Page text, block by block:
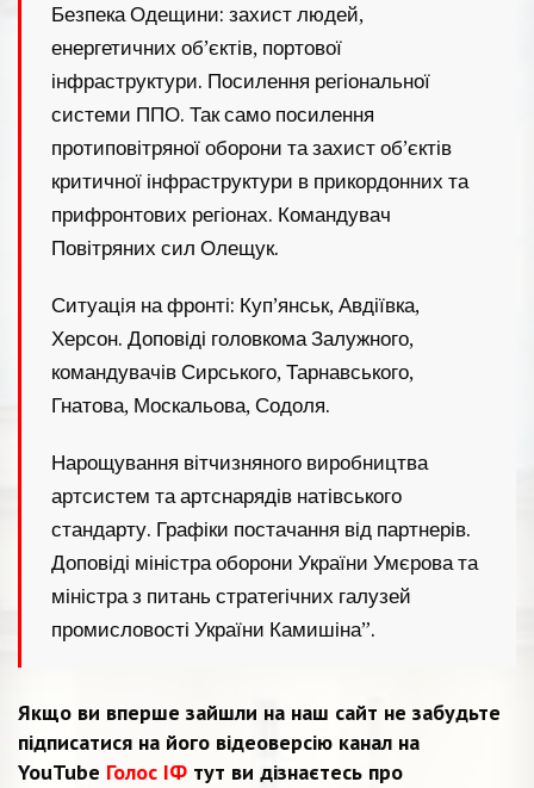
Безпека Одещини: захист людей,
енергетичних об’єктів, портової
інфраструктури. Посилення регіональної
системи ППО. Так само посилення
протиповітряної оборони та захист об’єктів
критичної інфраструктури в прикордонних та
прифронтових регіонах. Командувач
Повітряних сил Олещук.
Ситуація на фронті: Куп’янськ, Авдіївка,
Херсон. Доповіді головкома Залужного,
командувачів Сирського, Тарнавського,
Гнатова, Москальова, Содоля.
Нарощування вітчизняного виробництва
артсистем та артснарядів натівського
стандарту. Графіки постачання від партнерів.
Доповіді міністра оборони України Умєрова та
міністра з питань стратегічних галузей
промисловості України Камишіна”.
Якщо ви вперше зайшли на наш сайт не забудьте
підписатися на його відеоверсію канал на
YouTube Голос ІФ тут ви дізнаєтесь про